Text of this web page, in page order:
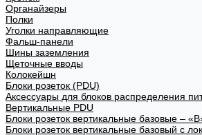
Органайзеры
Полки
Уголки направляющие
Фальш-панели
Шины заземления
Щеточные вводы
Колокейшн
Блоки розеток (PDU)
Аксессуары для блоков распределения
Вертикальные PDU
Блоки розеток вертикальные базовые –
Блоки розеток вертикальные базовый с